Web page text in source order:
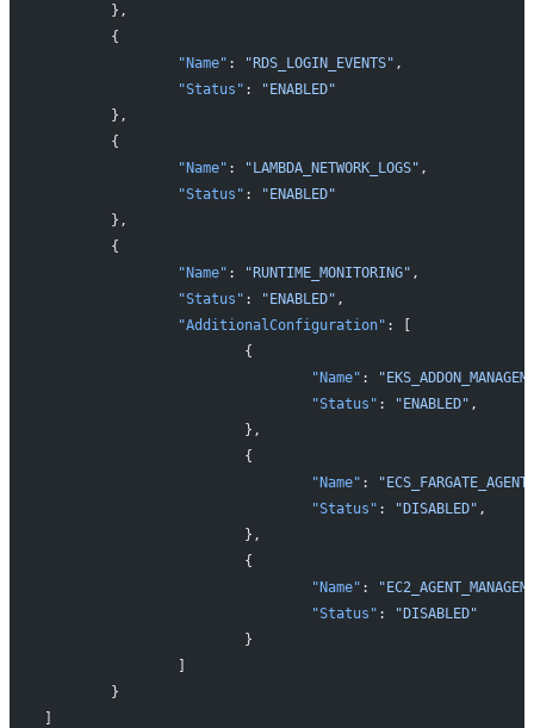
	},
	{
		"Name"
: "RDS_LOGIN_EVENTS" ,
		"Status"
:
"ENABLED"
	},
	{
		"Name"
: "LAMBDA_NETWORK_LOGS" ,
		"Status"
:
"ENABLED"
	},
	{
		"Name"
: "RUNTIME_MONITORING" ,
		"Status"
: "ENABLED" ,
		"AdditionalConfiguration"
: [
			{
				"Name"
:
				"Status"
: "ENABLED" ,
			},
			{
				"Name"
:
				"Status"
: "DISABLED" ,
			},
			{
				"Name"
:
				"Status"
:
"DISABLED"
			}
		]
	}
]